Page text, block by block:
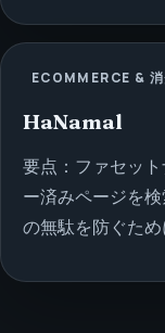
ECOMMERCE &
HaNamal
要点：ファセッ
ー済みページを
の無駄を防ぐため